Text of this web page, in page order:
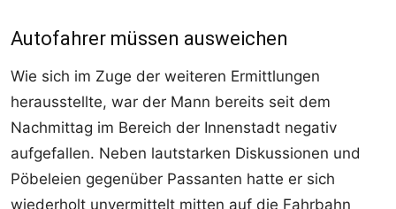
Autofahrer müssen ausweichen
Wie sich im Zuge der weiteren Ermittlungen
herausstellte, war der Mann bereits seit dem
Nachmittag im Bereich der Innenstadt negativ
aufgefallen. Neben lautstarken Diskussionen und
Pöbeleien gegenüber Passanten hatte er sich
wiederholt unvermittelt mitten auf die Fahrbahn